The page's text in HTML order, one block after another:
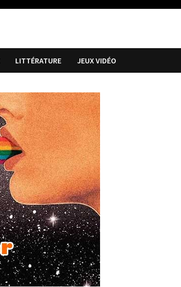
LITTÉRATURE JEUX VIDÉO